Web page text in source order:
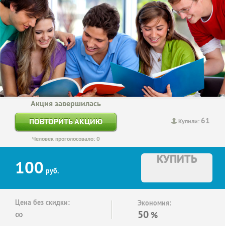
Купили: 61
Акция завершилась
ПОВТОРИТЬ АКЦИЮ
Человек проголосовало: 0
100 руб.
КУПИТЬ
Цена без скидки:
∞
Экономия:
50 %